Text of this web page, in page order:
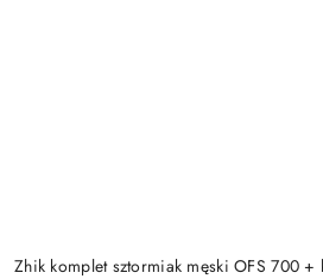
Zhik komplet sztormiak męski OFS 700